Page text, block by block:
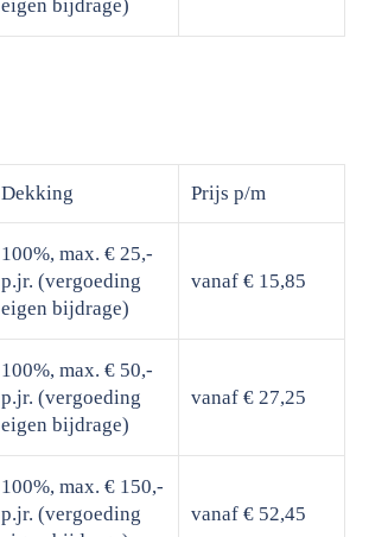
eigen bijdrage)
Dekking Prijs p/m
100%, max. € 25,-
p.jr. (vergoeding
eigen bijdrage)
vanaf € 15,85
100%, max. € 50,-
p.jr. (vergoeding
eigen bijdrage)
vanaf € 27,25
100%, max. € 150,-
p.jr. (vergoeding
vanaf € 52,45